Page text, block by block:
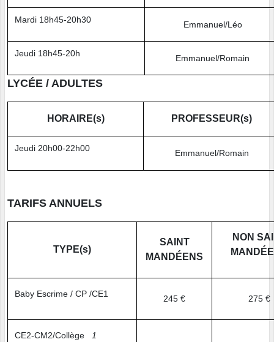
Mardi 18h45-20h30 Emmanuel/Léo
Jeudi 18h45-20h Emmanuel/Romain
LYCÉE / ADULTES
HORAIRE(s) PROFESSEUR(s)
Jeudi 20h00-22h00 Emmanuel/Romain
TARIFS ANNUELS
TYPE(s)
SAINT
MANDÉENS
NON
Baby Escrime / CP /CE1 245 € 275 €
CE2-CM2/Collège
1